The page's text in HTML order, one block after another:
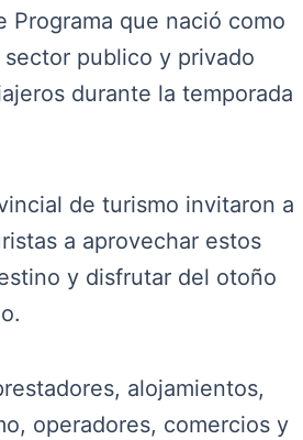
Programa que nació como
publico y privado
durante la temporada
de turismo invitaron a
a aprovechar estos
y disfrutar del otoño
alojamientos,
operadores, comercios y